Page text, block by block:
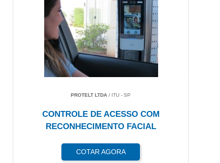
PROTELT LTDA / ITU - SP
CONTROLE DE ACESSO COM
RECONHECIMENTO FACIAL
COTAR AGORA